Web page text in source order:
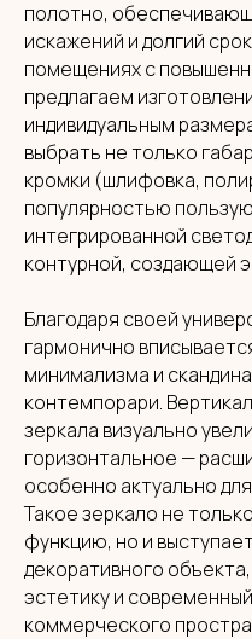
полотно,
искажений и долгий
помещениях с
предлагаем
индивидуальным
выбрать не только
кромки (шлифовка,
популярностью
интегрированной
контурной, создающей
Благодаря своей
гармонично
минимализма и
контемпорари.
зеркала визуально
горизонтальное —
особенно актуально
Такое зеркало не
функцию, но и
декоративного
эстетику и
коммерческого